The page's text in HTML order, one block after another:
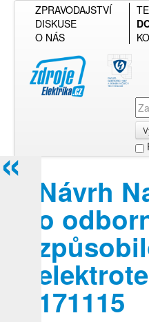
ZPRAVODAJSTVÍ
DISKUSE
O NÁS
Přehled podle firmy
Přehled podle obsahu
Návrh
o
171115
«